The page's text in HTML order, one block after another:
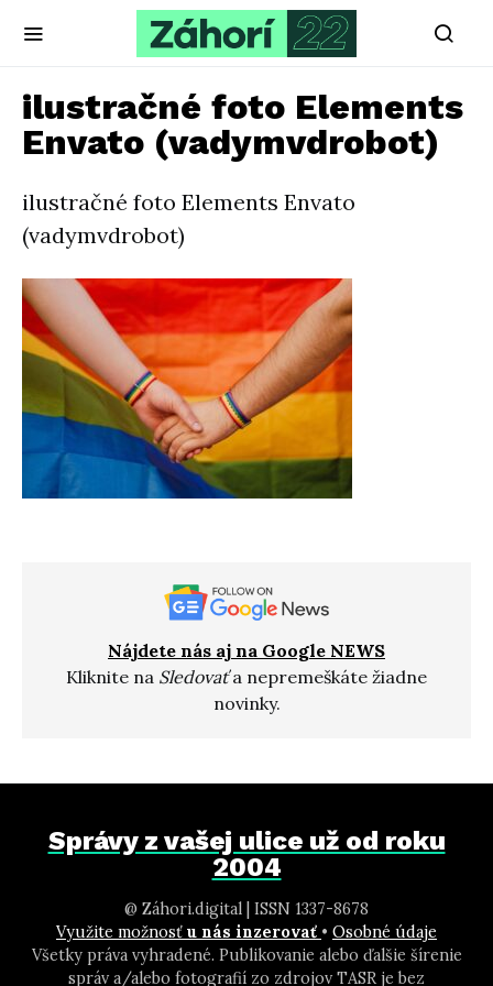
ilustračné foto Elements
Envato (vadymvdrobot)
ilustračné foto Elements Envato
(vadymvdrobot)
Nájdete nás aj na Google NEWS
Kliknite na Sledovaťa nepremeškáte žiadne
novinky.
Správy z vašej ulice už od roku
2004
@ Záhori.digital | ISSN 1337-8678
Využite možnosť u nás inzerovať • Osobné údaje
Všetky práva vyhradené. Publikovanie alebo ďalšie šírenie
správ a/alebo fotografií zo zdrojov TASR je bez